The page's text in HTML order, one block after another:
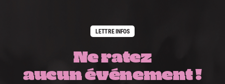
LETTRE INFOS
Ne ratez
aucun événement !